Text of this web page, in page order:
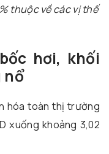
thuộc về các vị thế
hơi, khối
nổ
hóa toàn thị trường
xuống khoảng 3,02